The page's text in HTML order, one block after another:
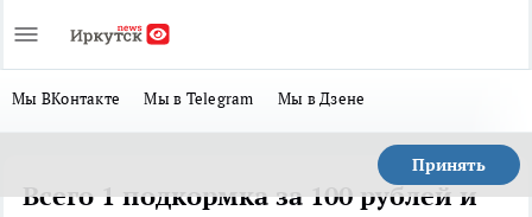
Мы ВКонтакте Мы в Telegram Мы в Дзене
Принять
Всего 1 подкормка за 100 рублей и